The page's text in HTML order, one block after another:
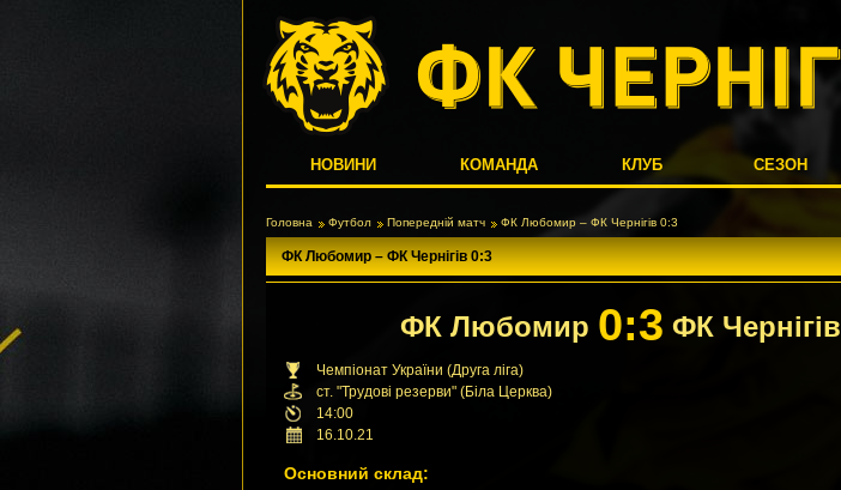
НОВИНИ КОМАНДА КЛУБ СЕЗОН
Головна Футбол Попередній матч ФК Любомир – ФК Чернiгiв 0:3
ФК Любомир – ФК Чернiгiв 0:3
ФК Любомир 0:3 ФК Чернiгiв
Чемпіонат України (Друга ліга)
ст. "Трудовi резерви" (Біла Церква)
14:00
16.10.21
Основний склад: